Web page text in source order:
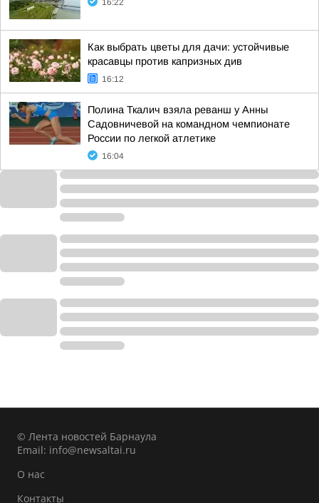
16:22
Как выбрать цветы для дачи: устойчивые
красавцы против капризных див
16:12
Полина Ткалич взяла реванш у Анны
Садовничевой на командном чемпионате
России по легкой атлетике
16:04
© Лента новостей Барнаула
Email: info@newsaltai.ru
О нас
Контакты